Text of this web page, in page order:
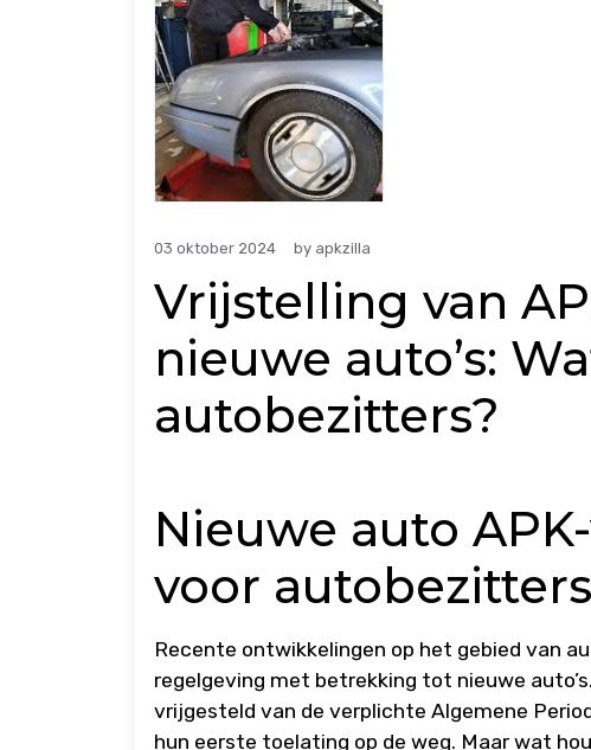
03 oktober 2024 by apkzilla
Vrijstelling van
nieuwe auto’s:
autobezitters?
Nieuwe auto
voor
Recente ontwikkelingen op het gebied van
regelgeving met betrekking tot nieuwe
vrijgesteld van de verplichte Algemene
hun eerste toelating op de weg. Maar wat